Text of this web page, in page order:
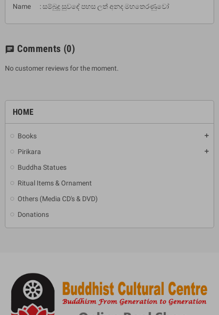
HOME
Books add
Pirikara add
Buddha Statues
Ritual Items & Ornament
Others (Media CD's & DVD)
Donations
Name : සම්බුදු සුවඳේ පහස ලත් අනද මහතෙරණුවෝ
chat Comments (0)
No customer reviews for the moment.